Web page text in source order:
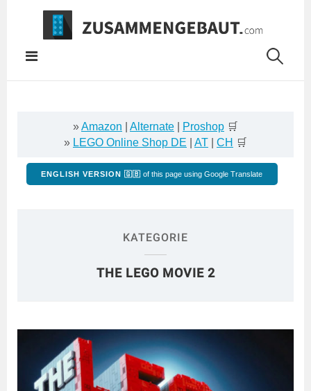
Springe
Inhalt
»Amazon Alternate Proshop 🛒
» LEGO Online Shop DE AT CH 🛒
ENGLISH VERSION 🇬🇧 of this page using Google Translate
KATEGORIE
THE LEGO MOVIE 2